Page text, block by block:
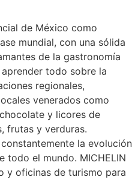
de México como
mundial, con una sólida
de la gastronomía
todo sobre la
regionales,
venerados como
y licores de
frutas y verduras.
la evolución
todo el mundo. MICHELIN
y oficinas de turismo para